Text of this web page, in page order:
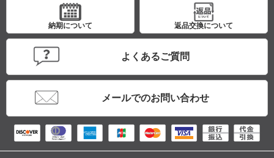
納期について 返品交換について
よくあるご質問
メールでのお問い合わせ